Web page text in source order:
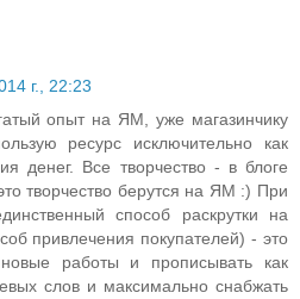
г., 22:23
опыт на ЯМ, уже магазинчику
ресурс исключительно как
денег. Все творчество - в блоге
творчество берутся на ЯМ :) При
способ раскрутки на
привлечения покупателей) - это
работы и прописывать как
слов и максимально снабжать